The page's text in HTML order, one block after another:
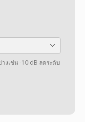
งเช่น -10 dB ลดระดับ